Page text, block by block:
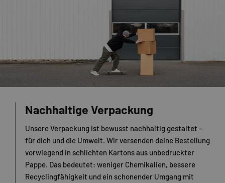
Nachhaltige Verpackung
Unsere Verpackung ist bewusst nachhaltig gestaltet –
für dich und die Umwelt. Wir versenden deine Bestellung
vorwiegend in schlichten Kartons aus unbedruckter
Pappe. Das bedeutet: weniger Chemikalien, bessere
Recyclingfähigkeit und ein schonender Umgang mit